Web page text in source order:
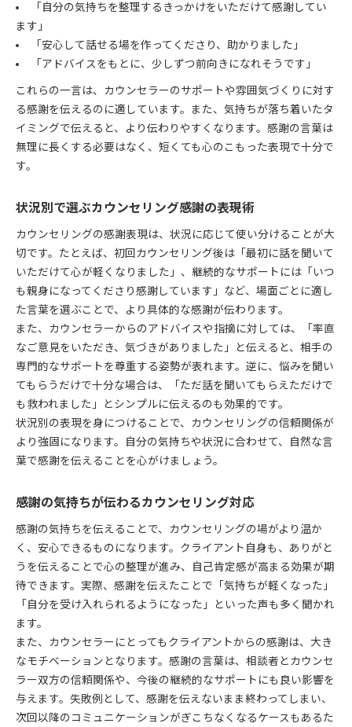
「自分の気持ちを整理するきっかけをいただけて感謝してい
ます」
「安心して話せる場を作ってくださり、助かりました」
「アドバイスをもとに、少しずつ前向きになれそうです」
これらの一言は、カウンセラーのサポートや雰囲気づくりに対す
る感謝を伝えるのに適しています。また、気持ちが落ち着いたタ
イミングで伝えると、より伝わりやすくなります。感謝の言葉は
無理に長くする必要はなく、短くても心のこもった表現で十分で
す。
状況別で選ぶカウンセリング感謝の表現術
カウンセリングの感謝表現は、状況に応じて使い分けることが大
切です。たとえば、初回カウンセリング後は「最初に話を聞いて
いただけて心が軽くなりました」、継続的なサポートには「いつ
も親身になってくださり感謝しています」など、場面ごとに適し
た言葉を選ぶことで、より具体的な感謝が伝わります。
また、カウンセラーからのアドバイスや指摘に対しては、「率直
なご意見をいただき、気づきがありました」と伝えると、相手の
専門的なサポートを尊重する姿勢が表れます。逆に、悩みを聞い
てもらうだけで十分な場合は、「ただ話を聞いてもらえただけで
も救われました」とシンプルに伝えるのも効果的です。
状況別の表現を身につけることで、カウンセリングの信頼関係が
より強固になります。自分の気持ちや状況に合わせて、自然な言
葉で感謝を伝えることを心がけましょう。
感謝の気持ちが伝わるカウンセリング対応
感謝の気持ちを伝えることで、カウンセリングの場がより温か
く、安心できるものになります。クライアント自身も、ありがと
うを伝えることで心の整理が進み、自己肯定感が高まる効果が期
待できます。実際、感謝を伝えたことで「気持ちが軽くなった」
「自分を受け入れられるようになった」といった声も多く聞かれ
ます。
また、カウンセラーにとってもクライアントからの感謝は、大き
なモチベーションとなります。感謝の言葉は、相談者とカウンセ
ラー双方の信頼関係や、今後の継続的なサポートにも良い影響を
与えます。失敗例として、感謝を伝えないまま終わってしまい、
次回以降のコミュニケーションがぎこちなくなるケースもあるた